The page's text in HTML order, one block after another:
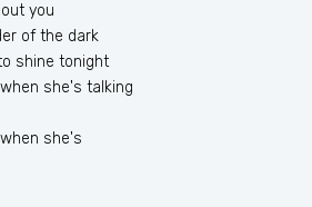
you
of the dark
shine tonight
she's talking
she's